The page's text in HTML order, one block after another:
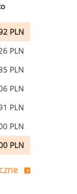
PLN
PLN
PLN
PLN
PLN
PLN
PLN